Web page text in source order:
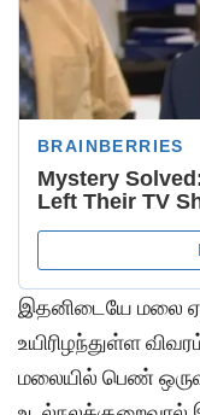
இதனிடையே மலை
உயிரிழந்துள்ள
மலையில் பெண்